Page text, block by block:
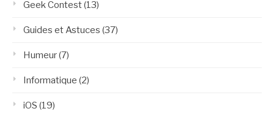
Geek Contest(13)
Guides et Astuces (37)
Humeur(7)
Informatique (2)
iOS (19)